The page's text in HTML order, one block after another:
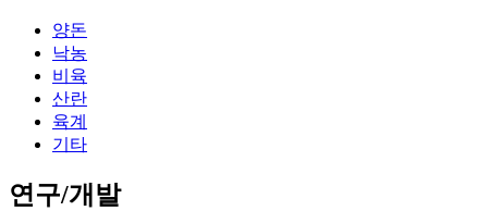
양돈
낙농
비육
산란
육계
기타
연구/개발